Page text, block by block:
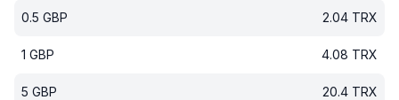
0.5 GBP 2.04 TRX
1 GBP 4.08 TRX
5 GBP 20.4 TRX